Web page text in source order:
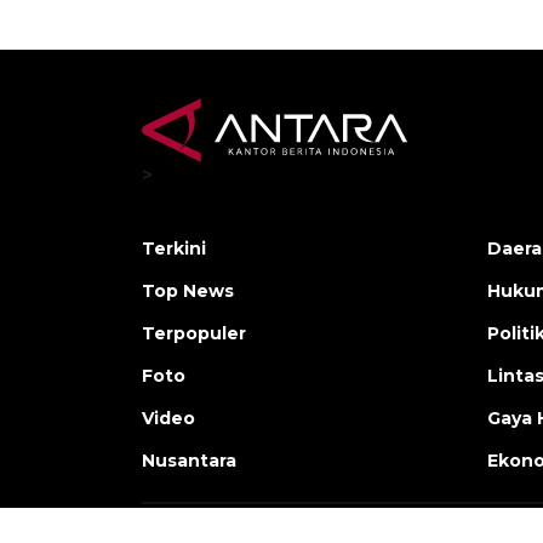
>
Terkini
Top News
Terpopuler
Foto
Video
Nusantara
Gaya